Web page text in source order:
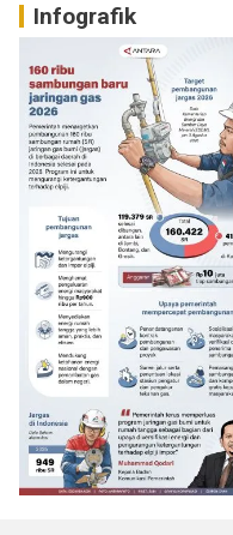
Infografik